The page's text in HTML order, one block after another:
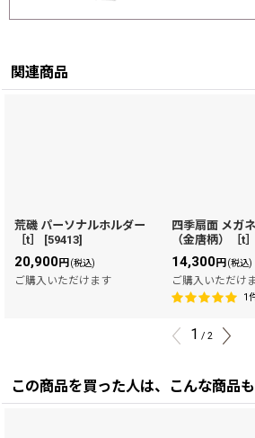
関連商品
荒磯 パーソナルホルダー
［t］
[59413]
20,900円 (税込)
ご購入いただけます
四季扇面 メガ
（金唐柄）［t］
14,300円 (税込)
ご購入いただけ
1
1 / 2
この商品を買った人は、こんな商品